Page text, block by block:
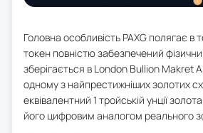
Головна особливість PAXG полягає в
токен повністю забезпечений
зберігається в London Bullion Makret
одному з найпрестижніших золотих
еквівалентний 1 тройській унції
його цифровим аналогом реального